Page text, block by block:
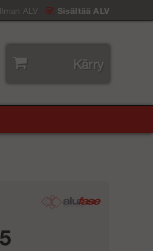
Ilman ALV Sisältää ALV
Kärry